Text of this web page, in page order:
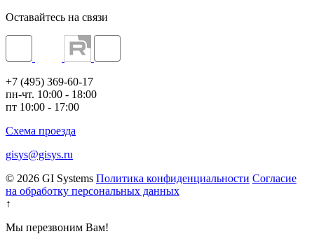
Оставайтесь на связи
+7 (495) 369-60-17
пн-чт. 10:00 - 18:00
пт 10:00 - 17:00
Схема проезда
gisys@gisys.ru
© 2026 GI Systems Политика конфиденциальности Согласие
на обработку персональных данных
↑
Мы перезвоним Вам!